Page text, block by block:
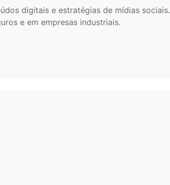
digitais e estratégias de mídias sociais.
e em empresas industriais.